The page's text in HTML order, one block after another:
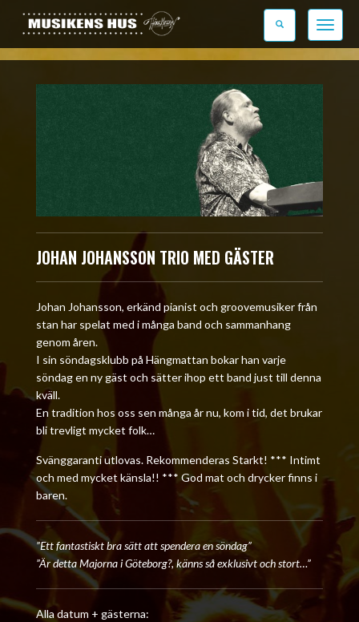
Toggle
JOHAN JOHANSSON TRIO MED GÄSTER
Johan Johansson, erkänd pianist och groovemusiker från
stan har spelat med i många band och sammanhang
genom åren.
I sin söndagsklubb på Hängmattan bokar han varje
söndag en ny gäst och sätter ihop ett band just till denna
kväll.
En tradition hos oss sen många år nu, kom i tid, det brukar
bli trevligt mycket folk…
Svänggaranti utlovas. Rekommenderas Starkt! *** Intimt
och med mycket känsla!! *** God mat och drycker finns i
baren.
”Ett fantastiskt bra sätt att spendera en söndag”
”Är detta Majorna i Göteborg?, känns så exklusivt och stort…”
Alla datum + gästerna: